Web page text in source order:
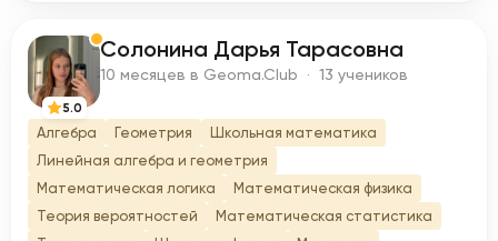
С
5.0
Солонина Дарья Тарасовна
10 месяцев в Geoma.Club · 13 учеников
Алгебра Геометрия
Школьная математика
Линейная алгебра и геометрия
Математическая логика
Математическая физика
Теория вероятностей
Математическая статистика